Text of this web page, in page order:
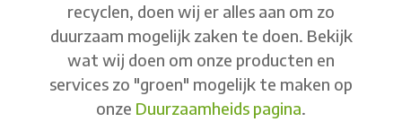
recyclen, doen wij er alles aan om zo
duurzaam mogelijk zaken te doen. Bekijk
wat wij doen om onze producten en
services zo "groen" mogelijk te maken op
onze Duurzaamheids pagina.